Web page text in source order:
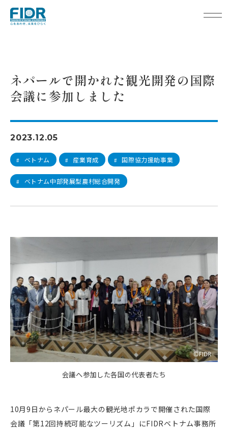
ネパールで開かれた観光開発の国際会議に参加しました
ネパールで開かれた観光開発の国際
会議に参加しました
2023.12.05
# ベトナム # 産業育成 # 国際協力援助事業
# ベトナム中部発展型農村総合開発
会議へ参加した各国の代表者たち
10月9日からネパール最大の観光地ポカラで開催された国際
会議「第12回持続可能なツーリズム」にFIDRベトナム事務所